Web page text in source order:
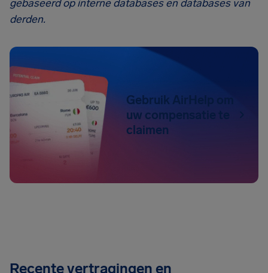
gebaseerd op interne databases en databases van
derden.
Gebruik AirHelp om
uw compensatie te
claimen
Recente vertragingen en